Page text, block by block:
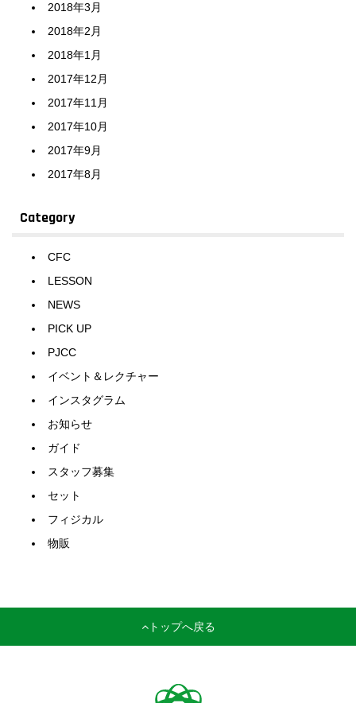
2018年3月
2018年2月
2018年1月
2017年12月
2017年11月
2017年10月
2017年9月
2017年8月
Category
CFC
LESSON
NEWS
PICK UP
PJCC
イベント＆レクチャー
インスタグラム
お知らせ
ガイド
スタッフ募集
セット
フィジカル
物販
トップへ戻る